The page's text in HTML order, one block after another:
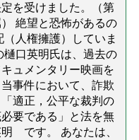
を受けました。（第
絶望と恐怖があるの
人権擁護）していま
口英明氏は、過去の
ュメンタリー映画を
事件において、詐欺
適正，公平な裁判の
要である」と法を無
です。 あなたは、